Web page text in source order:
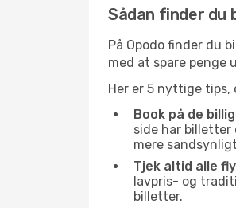
Sådan finder du
På Opodo finder du
med at spare penge
Her er 5 nyttige
Book på de
side har
mere
Tjek altid alle
lavpris- og
billetter.